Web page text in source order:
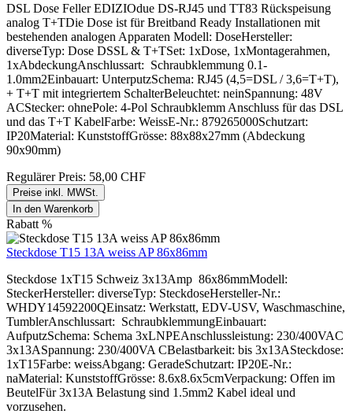
DSL Dose Feller EDIZIOdue DS-RJ45 und TT83 Rückspeisung
analog T+TDie Dose ist für Breitband Ready Installationen mit
bestehenden analogen Apparaten Modell: DoseHersteller:
diverseTyp: Dose DSSL & T+TSet: 1xDose, 1xMontagerahmen,
1xAbdeckungAnschlussart: Schraubklemmung 0.1-
1.0mm2Einbauart: UnterputzSchema: RJ45 (4,5=DSL / 3,6=T+T),
+ T+T mit integriertem SchalterBeleuchtet: neinSpannung: 48V
ACStecker: ohnePole: 4-Pol Schraubklemm Anschluss für das DSL
und das T+T KabelFarbe: WeissE-Nr.: 879265000Schutzart:
IP20Material: KunststoffGrösse: 88x88x27mm (Abdeckung
90x90mm)
Regulärer Preis: 58,00 CHF
Preise inkl. MWSt.
In den Warenkorb
Rabatt %
Steckdose T15 13A weiss AP 86x86mm
Steckdose 1xT15 Schweiz 3x13Amp 86x86mmModell:
SteckerHersteller: diverseTyp: SteckdoseHersteller-Nr.:
WHDY14592200QEinsatz: Werkstatt, EDV-USV, Waschmaschine,
TumblerAnschlussart: SchraubklemmungEinbauart:
AufputzSchema: Schema 3xLNPEAnschlussleistung: 230/400VAC
3x13ASpannung: 230/400VA CBelastbarkeit: bis 3x13ASteckdose:
1xT15Farbe: weissAbgang: GeradeSchutzart: IP20E-Nr.:
naMaterial: KunststoffGrösse: 8.6x8.6x5cmVerpackung: Offen im
BeutelFür 3x13A Belastung sind 1.5mm2 Kabel ideal und
vorzusehen.